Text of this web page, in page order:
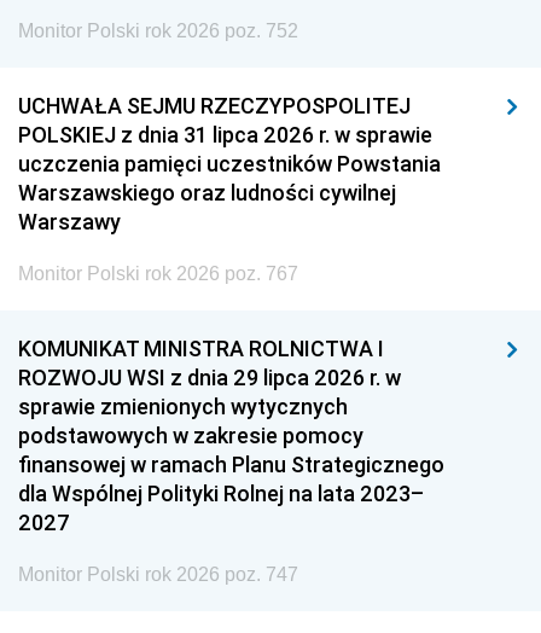
Monitor Polski rok 2026 poz. 752
UCHWAŁA SEJMU RZECZYPOSPOLITEJ
POLSKIEJ z dnia 31 lipca 2026 r. w sprawie
uczczenia pamięci uczestników Powstania
Warszawskiego oraz ludności cywilnej
Warszawy
Monitor Polski rok 2026 poz. 767
KOMUNIKAT MINISTRA ROLNICTWA I
ROZWOJU WSI z dnia 29 lipca 2026 r. w
sprawie zmienionych wytycznych
podstawowych w zakresie pomocy
finansowej w ramach Planu Strategicznego
dla Wspólnej Polityki Rolnej na lata 2023–
2027
Monitor Polski rok 2026 poz. 747